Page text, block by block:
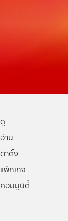
ดู
อ่าน
ตาตั้ง
แพ็กเกจ
คอมมูนิตี้